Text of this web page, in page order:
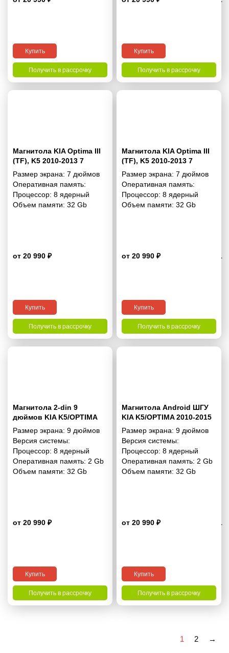
Купить
Получить в рассрочку
Купить
Получить в рассрочку
Магнитола KIA Optima III
(TF), K5 2010-2013 7
дюймов - 10.1 2/32 Гб
Simple
Размер экрана: 7 дюймов
Оперативная память:
Процессор: 8 ядерный
Объем памяти: 32 Gb
от 20 990 ₽ 4.1
Купить
Получить в рассрочку
Магнитола KIA Optima III
(TF), K5 2010-2013 7
дюймов - 10.1 2/32 Гб Pro
Размер экрана: 7 дюймов
Оперативная память:
Процессор: 8 ядерный
Объем памяти: 32 Gb
от 20 990 ₽
Купить
Получить в рассрочку
Магнитола 2-din 9
дюймов KIA K5/OPTIMA
2010-2015 - 10.1 2/32 Гб
Pro
Размер экрана: 9 дюймов
Версия системы:
Процессор: 8 ядерный
Оперативная память: 2 Gb
Объем памяти: 32 Gb
от 20 990 ₽ 4.1
Купить
Получить в рассрочку
Магнитола Android ШГУ
KIA K5/OPTIMA 2010-2015
9 дюймов - 10.1 2/32 Гб
Pro
Размер экрана: 9 дюймов
Версия системы:
Процессор: 8 ядерный
Оперативная память: 2 Gb
Объем памяти: 32 Gb
от 20 990 ₽
Купить
Получить в рассрочку
1 2 →